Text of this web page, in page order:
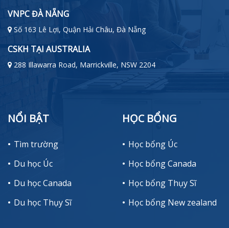
VNPC ĐÀ NẴNG
Số 163 Lê Lợi, Quận Hải Châu, Đà Nẵng
CSKH TẠI AUSTRALIA
288 Illawarra Road, Marrickville, NSW 2204
NỔI BẬT
Tìm trường
Du học Úc
Du học Canada
Du học Thụy Sĩ
HỌC BỔNG
Học bổng Úc
Học bổng Canada
Học bổng Thụy Sĩ
Học bổng New zealand